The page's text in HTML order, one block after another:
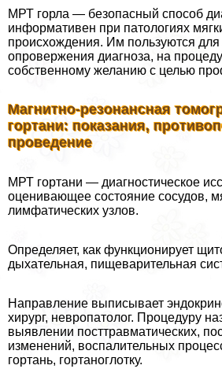
МРТ горла — безопасный способ
информативен при патологиях
происхождения. Им пользуются
опровержения диагноза, на
собственному желанию с целью
Магнитно-резонансная
гортани: показания,
проведение
МРТ гортани — диагностическое
оценивающее состояние сосудов,
лимфатических узлов.
Определяет, как функционирует
дыхательная, пищеварительная
Направление выписывает
хирург, невропатолог. Процедуру
выявлении посттравматических,
изменений, воспалительных
гортань, гортаноглотку.